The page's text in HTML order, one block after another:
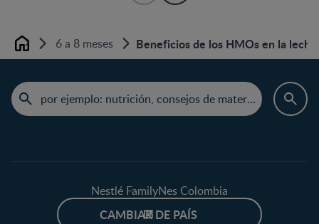
Home 6 a 8 meses Beneficios de los HMOs en la
Nestlé FamilyNes Colombia
CAMBIAR DE PAÍS